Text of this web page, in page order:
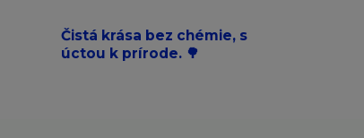
Čistá krása bez chémie, s
úctou k prírode. 🌳